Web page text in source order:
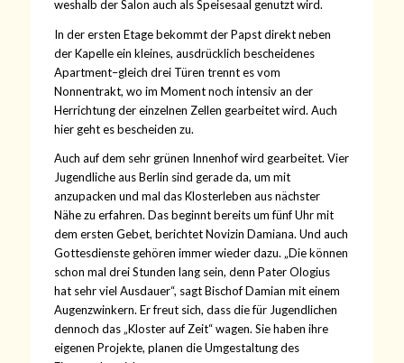
weshalb der Salon auch als Speisesaal genutzt wird.
In der ersten Etage bekommt der Papst direkt neben
der Kapelle ein kleines, ausdrücklich bescheidenes
Apartment–gleich drei Türen trennt es vom
Nonnentrakt, wo im Moment noch intensiv an der
Herrichtung der einzelnen Zellen gearbeitet wird. Auch
hier geht es bescheiden zu.
Auch auf dem sehr grünen Innenhof wird gearbeitet. Vier
Jugendliche aus Berlin sind gerade da, um mit
anzupacken und mal das Klosterleben aus nächster
Nähe zu erfahren. Das beginnt bereits um fünf Uhr mit
dem ersten Gebet, berichtet Novizin Damiana. Und auch
Gottesdienste gehören immer wieder dazu. „Die können
schon mal drei Stunden lang sein, denn Pater Ologius
hat sehr viel Ausdauer“, sagt Bischof Damian mit einem
Augenzwinkern. Er freut sich, dass die für Jugendlichen
dennoch das „Kloster auf Zeit“ wagen. Sie haben ihre
eigenen Projekte, planen die Umgestaltung des